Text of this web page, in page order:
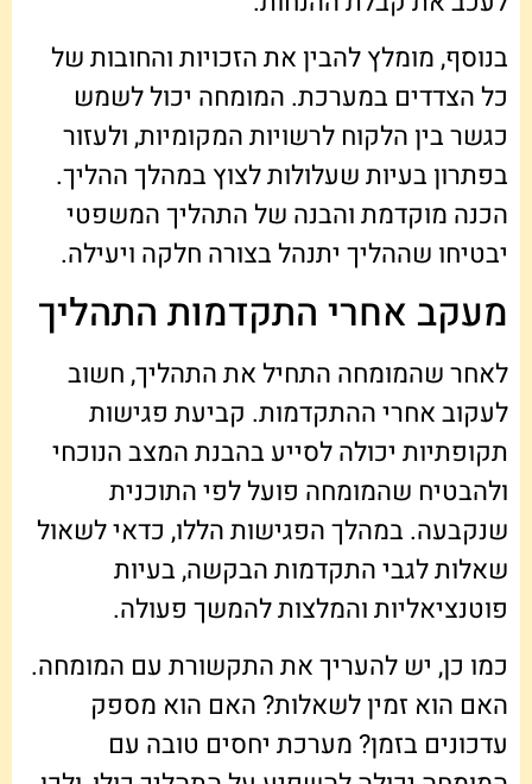
בנוסף, מומלץ להבין את הזכויות והחובות של
כל הצדדים במערכת. המומחה יכול לשמש
כגשר בין הלקוח לרשויות המקומיות, ולעזור
בפתרון בעיות שעלולות לצוץ במהלך ההליך.
הכנה מוקדמת והבנה של התהליך המשפטי
יבטיחו שההליך יתנהל בצורה חלקה ויעילה.
מעקב אחרי התקדמות התהליך
לאחר שהמומחה התחיל את התהליך, חשוב
לעקוב אחרי ההתקדמות. קביעת פגישות
תקופתיות יכולה לסייע בהבנת המצב הנוכחי
ולהבטיח שהמומחה פועל לפי התוכנית
שנקבעה. במהלך הפגישות הללו, כדאי לשאול
שאלות לגבי התקדמות הבקשה, בעיות
פוטנציאליות והמלצות להמשך פעולה.
כמו כן, יש להעריך את התקשורת עם המומחה.
האם הוא זמין לשאלות? האם הוא מספק
עדכונים בזמן? מערכת יחסים טובה עם